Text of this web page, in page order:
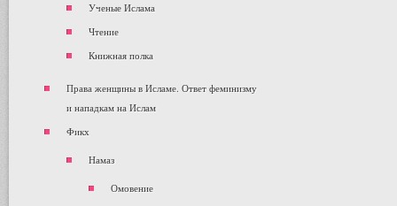
Ученые Ислама
Чтение
Книжная полка
Права женщины в Исламе. Ответ феминизму
и нападкам на Ислам
Фикх
Намаз
Омовение